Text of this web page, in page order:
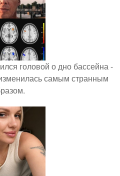
головой о дно бассейна -
самым странным